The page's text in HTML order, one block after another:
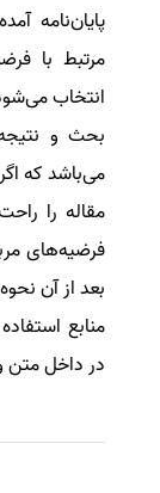
پایان‌نامه
مرتبط با
انتخاب
بحث و
می‌باشد که
مقاله را
فرضیه‌های
بعد از آن
منابع
در داخل متن